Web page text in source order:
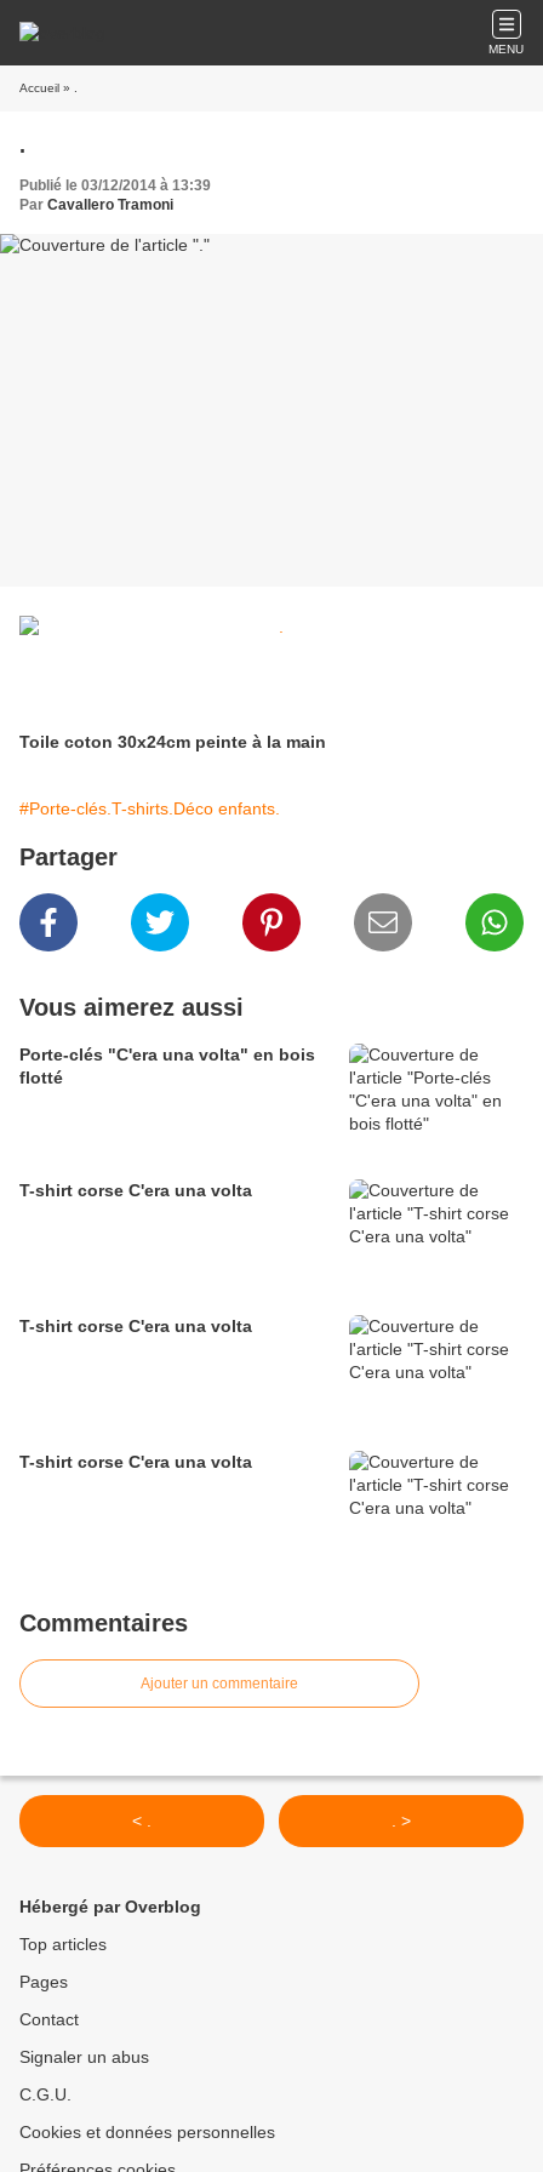
MENU
Accueil » .
.
Publié le 03/12/2014 à 13:39
Par Cavallero Tramoni
Toile coton 30x24cm peinte à la main
#Porte-clés.T-shirts.Déco enfants.
Partager
Vous aimerez aussi
Porte-clés "C'era una volta" en bois
flotté
T-shirt corse C'era una volta
T-shirt corse C'era una volta
T-shirt corse C'era una volta
Commentaires
Ajouter un commentaire
. >
Hébergé par Overblog
Top articles
Pages
Contact
Signaler un abus
C.G.U.
Cookies et données personnelles